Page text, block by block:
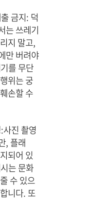
금지: 덕
는 쓰레기
지 말고,
만 버려야
를 무단
위는 궁
손할 수
진 촬영
, 플래
되어 있
는 문화
수 있으
니다. 또